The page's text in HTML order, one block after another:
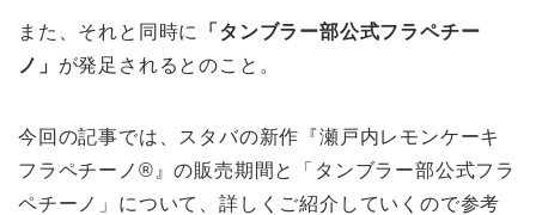
また、それと同時に
「タンブラー部公式フラペチー
ノ」 が発足されるとのこと。
今回の記事では、スタバの新作『瀬戸内レモンケーキ
フラペチーノ®』の販売期間と「タンブラー部公式フラ
ペチーノ」について、詳しくご紹介していくので参考